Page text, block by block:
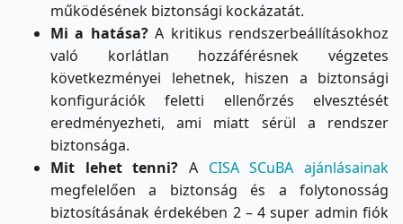
működésének biztonsági kockázatát.
Mi a hatása?A kritikus rendszerbeállításokhoz
való korlátlan hozzáférésnek végzetes
következményei lehetnek, hiszen a biztonsági
konfigurációk feletti ellenőrzés elvesztését
eredményezheti, ami miatt sérül a rendszer
biztonsága.
Mit lehet tenni? A CISA SCuBA ajánlásainak
megfelelően a biztonság és a folytonosság
biztosításának érdekében 2 – 4 super admin fiók